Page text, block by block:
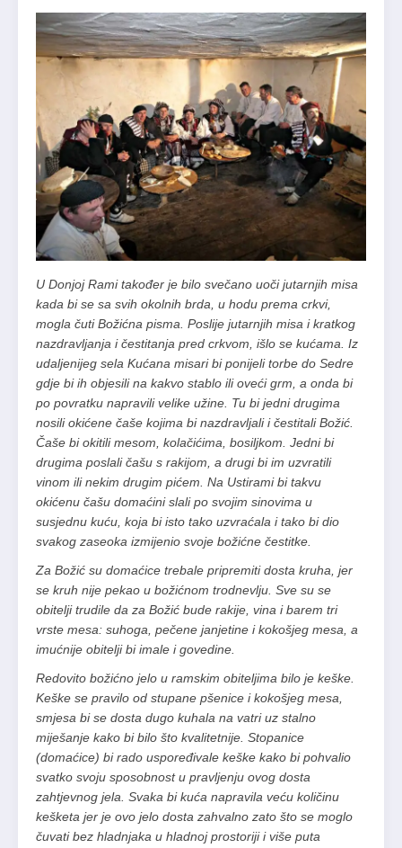
U Donjoj Rami također je bilo svečano uoči jutarnjih misa
kada bi se sa svih okolnih brda, u hodu prema crkvi,
mogla čuti Božićna pisma. Poslije jutarnjih misa i kratkog
nazdravljanja i čestitanja pred crkvom, išlo se kućama. Iz
udaljenijeg sela Kućana misari bi ponijeli torbe do Sedre
gdje bi ih objesili na kakvo stablo ili oveći grm, a onda bi
po povratku napravili velike užine. Tu bi jedni dru­gima
nosili okićene čaše kojima bi nazdravljali i čestitali Božić.
Čaše bi okitili mesom, kolačićima, bosiljkom. Jedni bi
drugima poslali čašu s rakijom, a drugi bi im uzvratili
vinom ili nekim drugim pićem. Na Ustirami bi takvu
okićenu čašu domaćini slali po svojim sinovima u
susjednu kuću, koja bi isto tako uzvraćala i tako bi dio
svakog zaseoka izmijenio svoje božićne čestitke.
Za Božić su domaćice trebale pripremiti dosta kruha, jer
se kruh nije pekao u božićnom trodnevlju. Sve su se
obitelji trudile da za Božić bude rakije, vina i barem tri
vrste mesa: suhoga, pečene janjetine i kokošjeg mesa, a
imućnije obitelji bi imale i govedine.
Redovito božićno jelo u ramskim obiteljima bilo je keške.
Keške se pravilo od stupane pšenice i kokošjeg mesa,
smjesa bi se dosta dugo kuhala na vatri uz stalno
miješanje kako bi bilo što kvalitetnije. Stopanice
(domaćice) bi rado uspoređivale keške kako bi pohvalio
svatko svoju sposobnost u pravljenju ovog dosta
zahtjevnog jela. Svaka bi kuća napravila veću količinu
kešketa jer je ovo jelo dosta zahvalno zato što se moglo
čuvati bez hladnjaka u hladnoj prostoriji i više puta